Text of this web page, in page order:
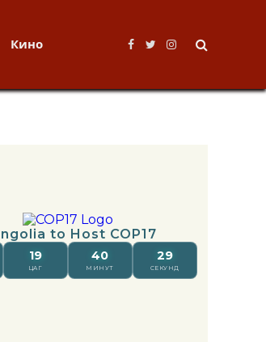
Кино
Facebook
TwitterInstagram